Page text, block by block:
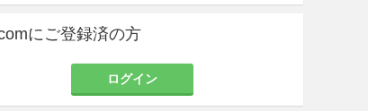
にご登録済の方
ログイン